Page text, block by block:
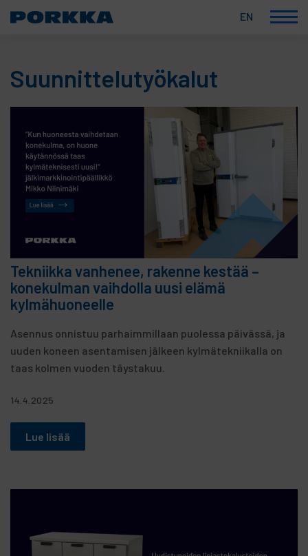
content
Korkealaatuiset
EN
Suunnittelutyökalut
Tekniikka vanhenee, rakenne kestää –
konekulman vaihdolla uusi elämä
kylmähuoneelle
Asennus onnistuu parhaimmillaan puolessa päivässä, ja
uuden koneen asentamisen jälkeen kylmätekniikalla on
taas kolmen vuoden täystakuu.
14.4.2025
Lue lisää